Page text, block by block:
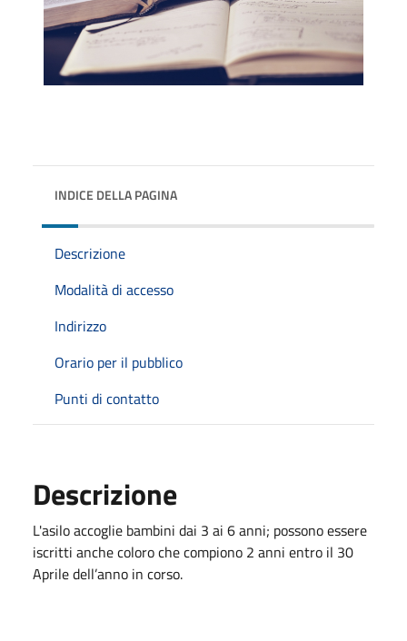
INDICE DELLA PAGINA
Descrizione
Modalità di accesso
Indirizzo
Orario per il pubblico
Punti di contatto
Descrizione
L'asilo accoglie bambini dai 3 ai 6 anni; possono essere
iscritti anche coloro che compiono 2 anni entro il 30
Aprile dell’anno in corso.